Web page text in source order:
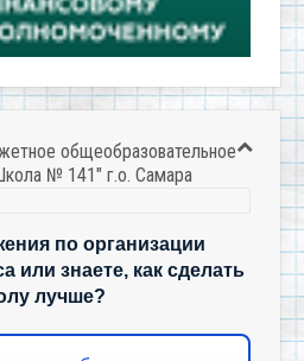
общеобразовательное
№ 141" г.о. Самара
по организации
или знаете, как сделать
лучше?